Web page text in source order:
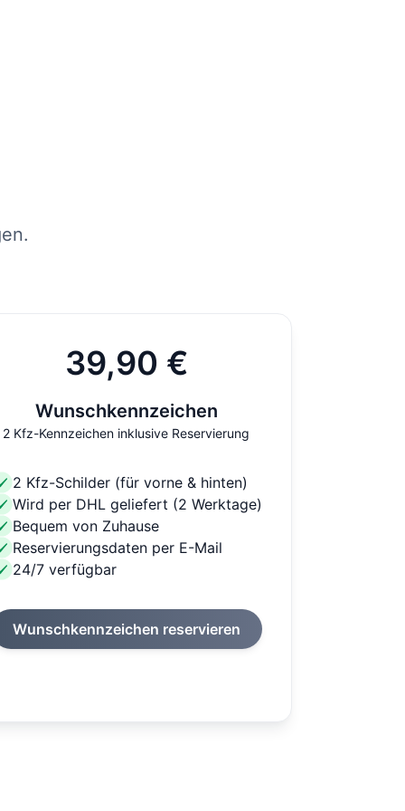
39,90 €
Wunschkennzeichen
2 Kfz-Kennzeichen inklusive Reservierung
2 Kfz-Schilder (für vorne & hinten)
Wird per DHL geliefert (2 Werktage)
Bequem von Zuhause
Reservierungsdaten per E-Mail
24/7 verfügbar
Wunschkennzeichen reservieren